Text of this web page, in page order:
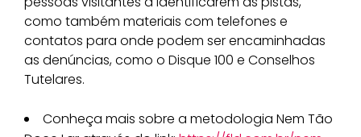
como também materiais com telefones e
contatos para onde podem ser encaminhadas
as denúncias, como o Disque 100 e Conselhos
Tutelares.
Conheça mais sobre a metodologia Nem Tão